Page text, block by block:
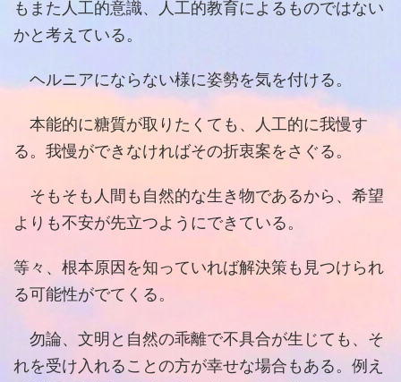
もまた人工的意識、人工的教育によるものではない
かと考えている。
ヘルニアにならない様に姿勢を気を付ける。
本能的に糖質が取りたくても、人工的に我慢す
る。我慢ができなければその折衷案をさぐる。
そもそも人間も自然的な生き物であるから、希望
よりも不安が先立つようにできている。
等々、根本原因を知っていれば解決策も見つけられ
る可能性がでてくる。
勿論、文明と自然の乖離で不具合が生じても、そ
れを受け入れることの方が幸せな場合もある。例え